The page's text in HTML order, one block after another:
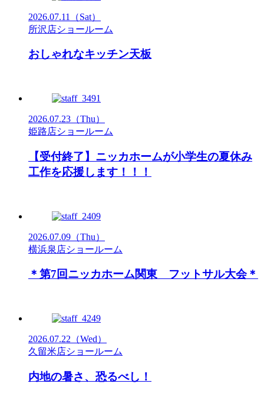
2026.07.11
（Sat）
所沢店ショールーム
おしゃれなキッチン天板
2026.07.23 （Thu）
姫路店ショールーム
【受付終了】ニッカホームが小学生の夏休み
工作を応援します！！！
2026.07.09 （Thu）
横浜泉店ショールーム
＊第7回ニッカホーム関東 フットサル大会＊
2026.07.22 （Wed）
久留米店ショールーム
内地の暑さ、恐るべし！